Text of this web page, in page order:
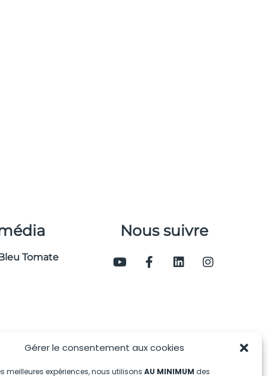
Gérer le consentement aux cookies
meilleures expériences, nous utilisons AU MINIMUM des
Tomate
Nous suivre